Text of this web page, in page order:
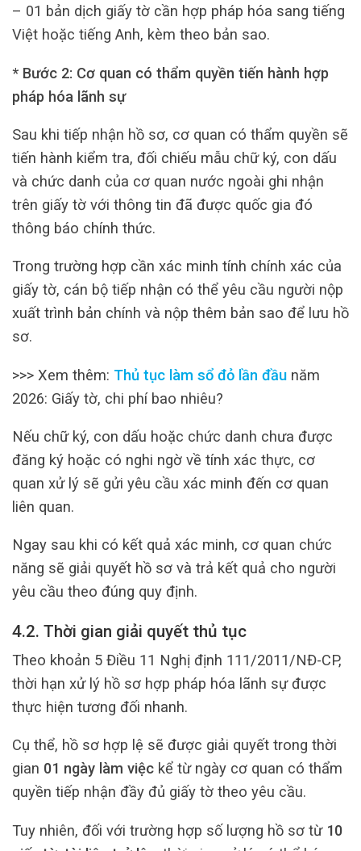
– 01 bản dịch giấy tờ cần hợp pháp hóa sang tiếng
Việt hoặc tiếng Anh, kèm theo bản sao.
* Bước 2: Cơ quan có thẩm quyền tiến hành hợp
pháp hóa lãnh sự
Sau khi tiếp nhận hồ sơ, cơ quan có thẩm quyền sẽ
tiến hành kiểm tra, đối chiếu mẫu chữ ký, con dấu
và chức danh của cơ quan nước ngoài ghi nhận
trên giấy tờ với thông tin đã được quốc gia đó
thông báo chính thức.
Trong trường hợp cần xác minh tính chính xác của
giấy tờ, cán bộ tiếp nhận có thể yêu cầu người nộp
xuất trình bản chính và nộp thêm bản sao để lưu hồ
sơ.
>>> Xem thêm: Thủ tục làm sổ đỏ lần đầu năm
2026: Giấy tờ, chi phí bao nhiêu?
Nếu chữ ký, con dấu hoặc chức danh chưa được
đăng ký hoặc có nghi ngờ về tính xác thực, cơ
quan xử lý sẽ gửi yêu cầu xác minh đến cơ quan
liên quan.
Ngay sau khi có kết quả xác minh, cơ quan chức
năng sẽ giải quyết hồ sơ và trả kết quả cho người
yêu cầu theo đúng quy định.
4.2. Thời gian giải quyết thủ tục
Theo khoản 5 Điều 11 Nghị định 111/2011/NĐ-CP,
thời hạn xử lý hồ sơ hợp pháp hóa lãnh sự được
thực hiện tương đối nhanh.
Cụ thể, hồ sơ hợp lệ sẽ được giải quyết trong thời
gian 01 ngày làm việc kể từ ngày cơ quan có thẩm
quyền tiếp nhận đầy đủ giấy tờ theo yêu cầu.
Tuy nhiên, đối với trường hợp số lượng hồ sơ từ 10